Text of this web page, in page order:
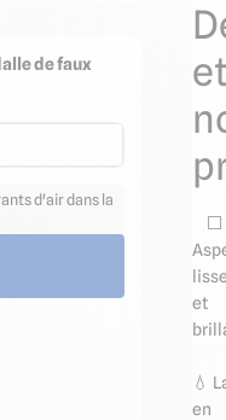
de faux
d'air dans la
⬜️
et
💧
en